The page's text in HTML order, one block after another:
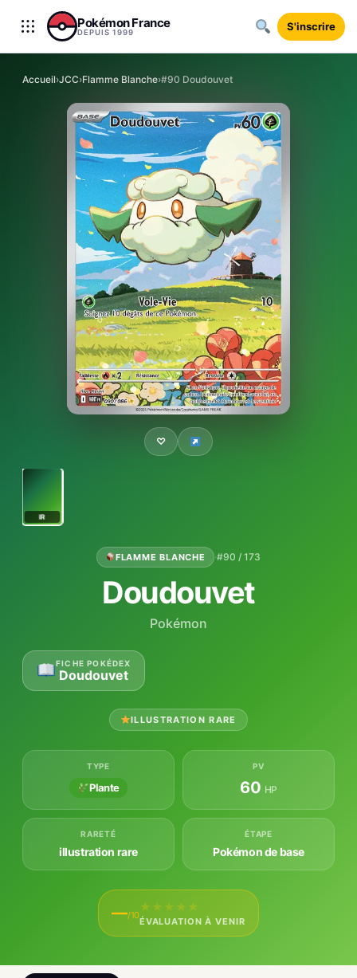
Aller au contenu
Pokémon France
DEPUIS 1999 S'inscrire
Accueil›JCC›Flamme Blanche›#90 Doudouvet
♡
IR
FLAMME BLANCHE ·#90 / 173
Doudouvet
Pokémon
FICHE POKÉDEX
Doudouvet
ILLUSTRATION RARE
TYPE
Plante
PV
60 HP
RARETÉ
illustration rare
ÉTAPE
Pokémon de base
—/10
★ ★ ★ ★ ★
ÉVALUATION À VENIR